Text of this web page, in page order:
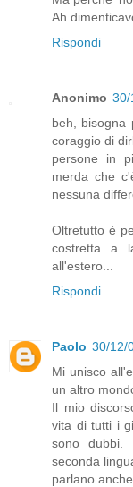
Ah
Rispondi
Anonimo 30/
beh, bisogna
coraggio di
persone in
merda che
nessuna
Oltretutto è
costretta a
all'estero...
Rispondi
Paolo 30/12/
Mi unisco
un altro
Il mio
vita di tutti i
sono dubbi.
seconda
parlano